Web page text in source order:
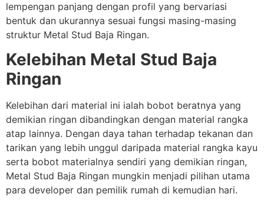
lempengan panjang dengan profil yang bervariasi
bentuk dan ukurannya sesuai fungsi masing-masing
struktur Metal Stud Baja Ringan.
Kelebihan Metal Stud Baja
Ringan
Kelebihan dari material ini ialah bobot beratnya yang
demikian ringan dibandingkan dengan material rangka
atap lainnya. Dengan daya tahan terhadap tekanan dan
tarikan yang lebih unggul daripada material rangka kayu
serta bobot materialnya sendiri yang demikian ringan,
Metal Stud Baja Ringan mungkin menjadi pilihan utama
para developer dan pemilik rumah di kemudian hari.